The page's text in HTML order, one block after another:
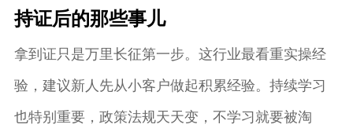
持证后的那些事儿
拿到证只是万里长征第一步。这行业最看重实操经
验，建议新人先从小客户做起积累经验。持续学习
也特别重要，政策法规天天变，不学习就要被淘